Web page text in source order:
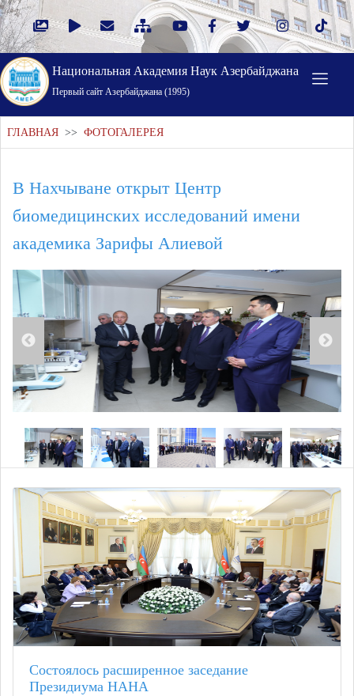
Национальная Академия Наук Азербайджана
Первый cайт Азербайджана (1995)
ГЛАВНАЯ >> ФОТОГАЛЕРЕЯ
В Нахчыване открыт Центр
биомедицинских исследований имени
академика Зарифы Алиевой
Состоялось расширенное заседание
Президиума НАНА